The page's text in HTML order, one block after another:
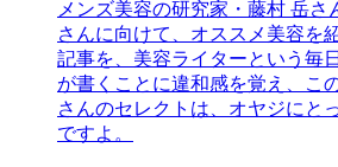
メンズ美容の研究家・藤村 岳さ
さんに向けて、オススメ美容を
記事を、美容ライターという毎
が書くことに違和感を覚え、こ
さんのセレクトは、オヤジにと
ですよ。